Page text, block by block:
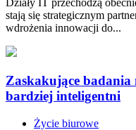
Działy IT przechodzą
stają się strategicznym
wdrożenia innowacji do...
Zaskakujące badania
bardziej inteligentni
Życie biurowe